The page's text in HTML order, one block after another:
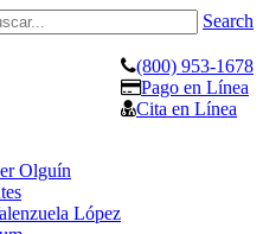
Search
(800) 953-1678
Pago en Línea
Cita en Línea
Olguín
López